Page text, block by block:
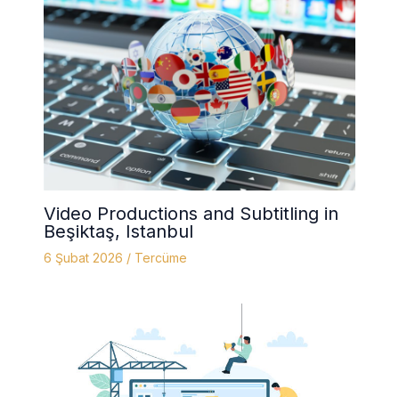
Video Productions and Subtitling in
Beşiktaş, Istanbul
6 Şubat 2026 / Tercüme